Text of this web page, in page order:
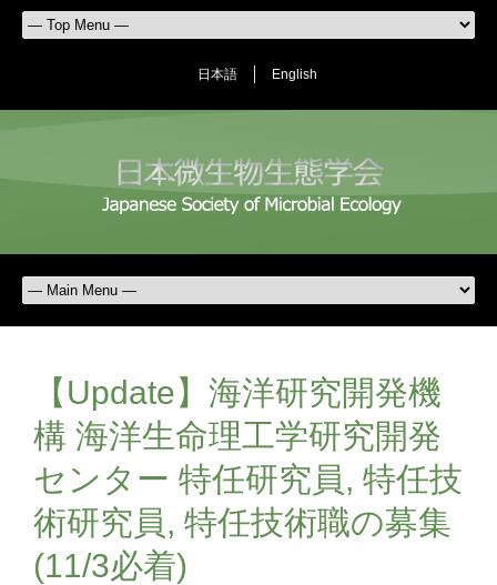
日本語 English
【Update】海洋研究開発機
構 海洋生命理工学研究開発
センター 特任研究員, 特任技
術研究員, 特任技術職の募集
(11/3必着)